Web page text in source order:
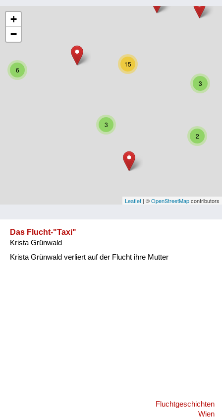
Burgenland
Oberösterreich
Salzburg
Steiermark
Vorarlberg
Wiederaufbau und
3
3
2
15
6
+
−
Leaflet | ©OpenStreetMapcontributors
Das Flucht-"Taxi"
Krista Grünwald
Krista Grünwald verliert auf der Flucht ihre Mutter
Fluchtgeschichten
Wien